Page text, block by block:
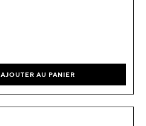
AJOUTER AU PANIER